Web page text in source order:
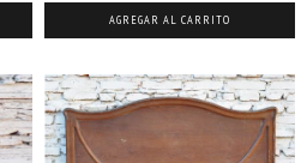
AGREGAR AL CARRITO